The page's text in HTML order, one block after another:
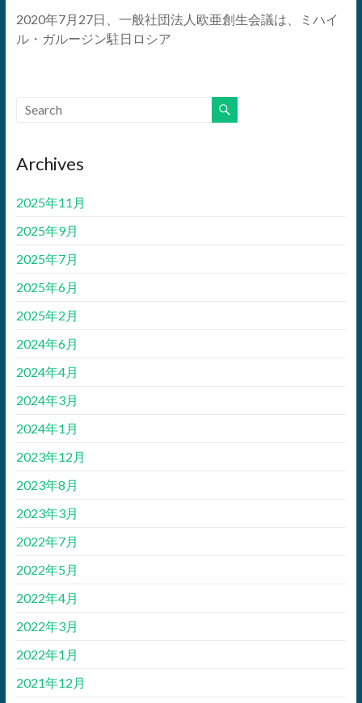
2020年7月27日、一般社団法人欧亜創生会議は、ミハイ
ル・ガルージン駐日ロシア
Archives
2025年11月
2025年9月
2025年7月
2025年6月
2025年2月
2024年6月
2024年4月
2024年3月
2024年1月
2023年12月
2023年8月
2023年3月
2022年7月
2022年5月
2022年4月
2022年3月
2022年1月
2021年12月